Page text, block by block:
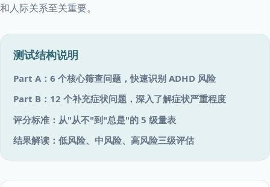
和人际关系至关重要。
测试结构说明
Part A：6 个核心筛查问题，快速识别 ADHD 风险
Part B：12 个补充症状问题，深入了解症状严重程度
评分标准：从"从不"到"总是"的 5 级量表
结果解读：低风险、中风险、高风险三级评估